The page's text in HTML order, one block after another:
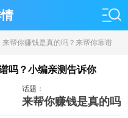
来帮你赚钱是真的吗？来帮你靠谱
吗？小编亲测告诉你
话题：
来帮你赚钱是真的吗